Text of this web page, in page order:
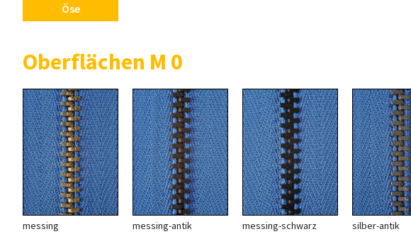
Öse
Oberflächen M 0
messing messing-antik messing-schwarz silber-antik